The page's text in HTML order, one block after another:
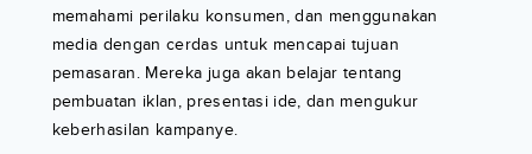
memahami perilaku konsumen, dan menggunakan
media dengan cerdas untuk mencapai tujuan
pemasaran. Mereka juga akan belajar tentang
pembuatan iklan, presentasi ide, dan mengukur
keberhasilan kampanye.